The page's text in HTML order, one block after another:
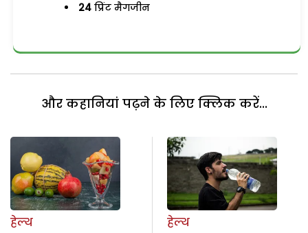
24 प्रिंट मैगजीन
और कहानियां पढ़ने के लिए क्लिक करें...
हेल्थ
हेल्थ